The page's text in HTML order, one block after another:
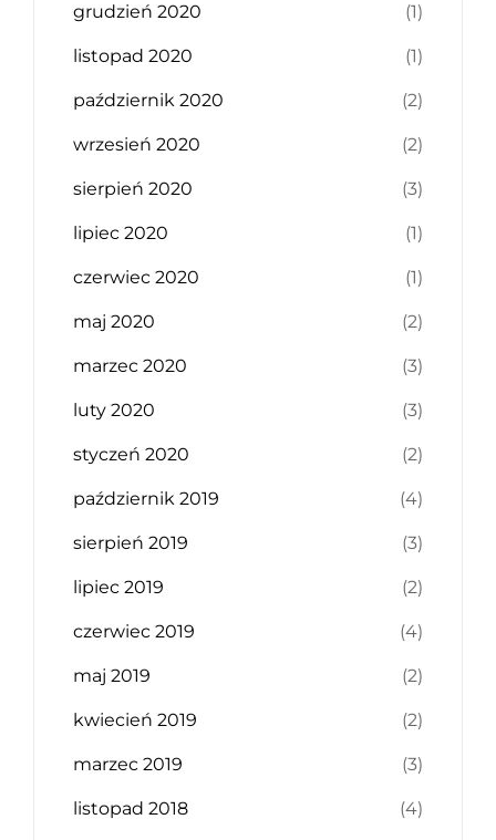
grudzień 2020 (1)
listopad 2020 (1)
październik 2020 (2)
wrzesień 2020 (2)
sierpień 2020 (3)
lipiec 2020 (1)
czerwiec 2020 (1)
maj 2020 (2)
marzec 2020 (3)
luty 2020 (3)
styczeń 2020 (2)
październik 2019 (4)
sierpień 2019 (3)
lipiec 2019 (2)
czerwiec 2019 (4)
maj 2019 (2)
kwiecień 2019 (2)
marzec 2019 (3)
listopad 2018 (4)